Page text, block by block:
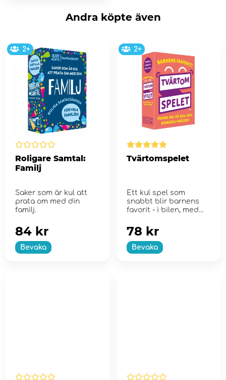
Andra köpte även
2+
Roligare Samtal:
Familj
Saker som är kul att
prata om med din
familj.
Bevaka
84 kr
2+
Tvärtomspelet
Ett kul spel som
snabbt blir barnens
favorit - i bilen, med
elle...
Bevaka
78 kr